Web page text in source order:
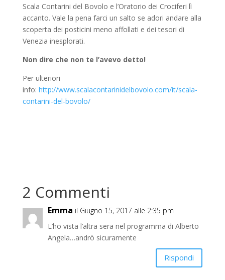
Scala Contarini del Bovolo e l’Oratorio dei Crociferi lì
accanto. Vale la pena farci un salto se adori andare alla
scoperta dei posticini meno affollati e dei tesori di
Venezia inesplorati.
Non dire che non te l’avevo detto!
Per ulteriori
info: http://www.scalacontarinidelbovolo.com/it/scala-
contarini-del-bovolo/
2 Commenti
Emma il Giugno 15, 2017 alle 2:35 pm
L’ho vista l’altra sera nel programma di Alberto
Angela…andrò sicuramente
Rispondi